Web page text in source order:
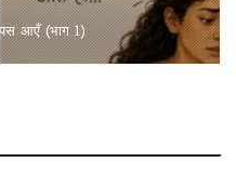
आएँ (भाग 1)